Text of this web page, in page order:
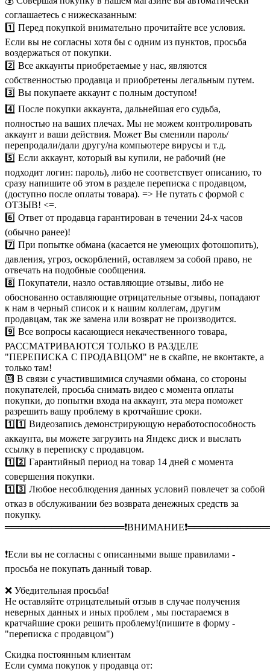
соглашаетесь с нижесказанным:
1️⃣ Перед покупкой внимательно прочитайте все условия.
Если вы не согласны хотя бы с одним из пунктов, просьба
воздержаться от покупки.
2️⃣ Все аккаунты приобретаемые у нас, являются
собственностью продавца и приобретены легальным путем.
3️⃣ Вы покупаете аккаунт с полным доступом!
4️⃣ После покупки аккаунта, дальнейшая его судьба,
полностью на ваших плечах. Мы не можем контролировать
аккаунт и ваши действия. Может Вы сменили пароль/
перепродали/дали другу/на компьютере вирусы и т.д.
5️⃣ Если аккаунт, который вы купили, не рабочий (не
подходит логин: пароль), либо не соответствует описанию, то
сразу напишите об этом в разделе переписка с продавцом,
(доступно после оплаты товара). => Не путать с формой с
ОТЗЫВ! <=.
6️⃣ Ответ от продавца гарантирован в течении 24-х часов
(обычно ранее)!
7️⃣ При попытке обмана (касается не умеющих фотошопить),
давления, угроз, оскорблений, оставляем за собой право, не
отвечать на подобные сообщения.
8️⃣ Покупатели, назло оставляющие отзывы, либо не
обоснованно оставляющие отрицательные отзывы, попадают
к нам в черный список и к нашим коллегам, другим
продавцам, так же замена или возврат не производится.
9️⃣ Все вопросы касающиеся некачественного товара,
РАССМАТРИВАЮТСЯ ТОЛЬКО В РАЗДЕЛЕ
"ПЕРЕПИСКА С ПРОДАВЦОМ" не в скайпе, не вконтакте, а
только там!
🔟 В связи с участившимися случаями обмана, со стороны
покупателей, просьба снимать видео с момента оплаты
покупки, до попытки входа на аккаунт, эта мера поможет
разрешить вашу проблему в кротчайшие сроки.
1️⃣1️⃣ Видеозапись демонстрирующую неработоспособность
аккаунта, вы можете загрузить на Яндекс диск и выслать
ссылку в переписку с продавцом.
1️⃣2️⃣ Гарантийный период на товар 14 дней с момента
совершения покупки.
1️⃣3️⃣ Любое несоблюдения данных условий повлечет за собой
отказ в обслуживании без возврата денежных средств за
покупку.
❗️Если вы не согласны с описанными выше правилами -
просьба не покупать данный товар.
❌ Убедительная просьба!
Не оставляйте отрицательный отзыв в случае получения
неверных данных и иных проблем , мы постараемся в
кратчайшие сроки решить проблему!(пишите в форму -
"переписка с продавцом")
Скидка постоянным клиентам
Если сумма покупок у продавца от: